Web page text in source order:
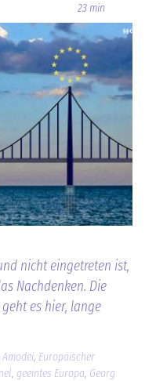
23 min
nicht eingetreten ist,
Nachdenken. Die
es hier, lange
, Europäischer
, geeintes Europa, Georg